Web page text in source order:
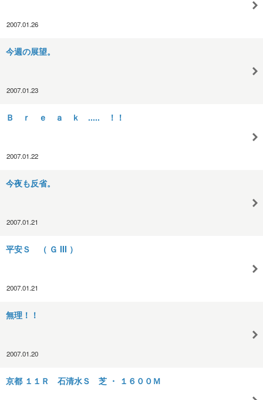
2007.01.26
今週の展望。
2007.01.23
Ｂ ｒ ｅ ａ ｋ ..... ！！
2007.01.22
今夜も反省。
2007.01.21
平安Ｓ （ Ｇ III ）
2007.01.21
無理！！
2007.01.20
京都 １１Ｒ 石清水Ｓ 芝 ・ １６００Ｍ